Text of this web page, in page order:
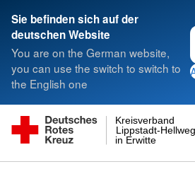
Sie befinden sich auf der
deutschen Website
You are on the German website,
you can use the switch to switch to
the English one
in Erwitte
Lippstadt-
Kreisverband